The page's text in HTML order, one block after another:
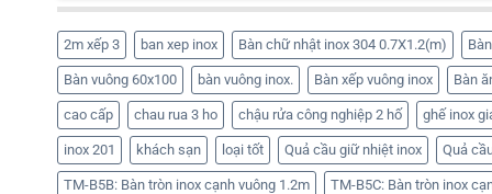
2m xếp 3 ban xep inox Bàn chữ nhật inox 304 0.7X1.2(m)
Bàn vuông 60x100 bàn vuông inox. Bàn xếp vuông inox Bàn
cao cấp chau rua 3 ho chậu rửa công nghiệp 2 hố ghế inox
inox 201 khách sạn loại tốt Quả cầu giữ nhiệt inox Quả
TM-B5B: Bàn tròn inox cạnh vuông 1.2m TM-B5C: Bàn tròn inox